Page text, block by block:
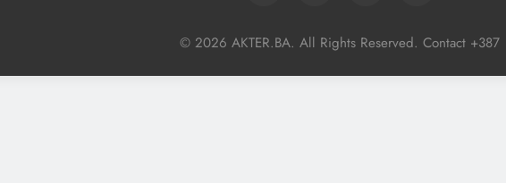
© 2026 AKTER.BA. All Rights Reserved. Contact +387